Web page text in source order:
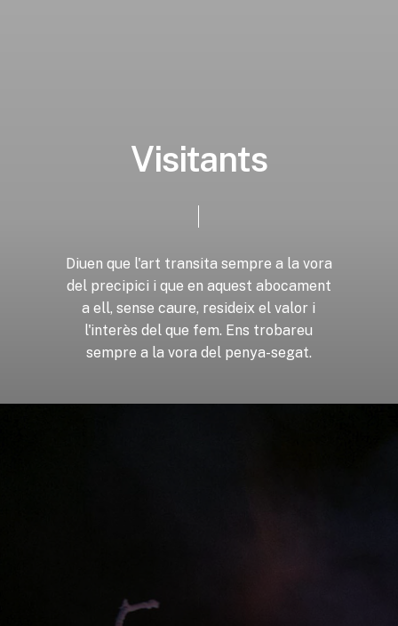
Visitants
Diuen que l'art transita sempre a la vora
del precipici i que en aquest abocament
a ell, sense caure, resideix el valor i
l'interès del que fem. Ens trobareu
sempre a la vora del penya-segat.